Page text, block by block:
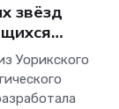
звёзд
Уорикского